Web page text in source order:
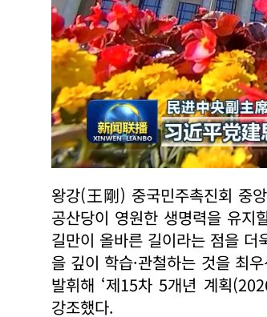
왕강(王剛) 중국민주촉진회 중
공산당이 영원한 생명력을 유지
길만이 올바른 길이라는 점을
을 깊이 학습·관철하는 것을 최
발휘해 ‘제15차 5개년 계획
강조했다.